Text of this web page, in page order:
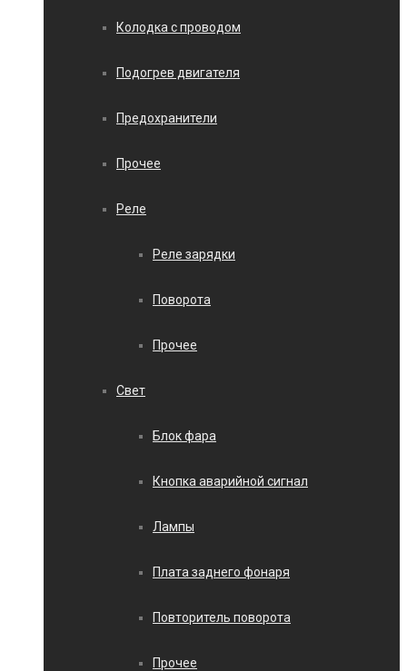
Колодка с проводом
Подогрев двигателя
Предохранители
Прочее
Реле
Реле зарядки
Поворота
Прочее
Свет
Блок фара
Кнопка аварийной сигнал
Лампы
Плата заднего фонаря
Повторитель поворота
Прочее